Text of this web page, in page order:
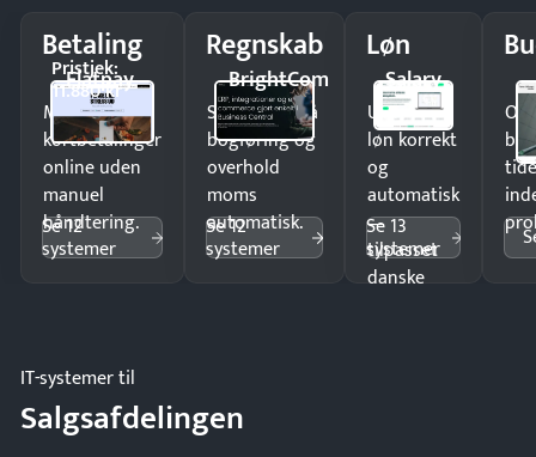
Betaling
Flatpay
Pristjek:
11.880 kr
Modtag
kortbetalinger
online uden
manuel
håndtering.
Se 12
systemer
Regnskab
BrightCom
Spar timer på
bogføring og
overhold
moms
automatisk.
Se 12
systemer
Løn
Salary
Udbetal
løn korrekt
og
automatisk
—
tilpasset
danske
Se 13
systemer
IT-systemer til
Salgsafdelingen